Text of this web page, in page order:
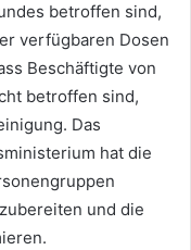
betroffen sind,
verfügbaren Dosen
Beschäftigte von
betroffen sind,
Das
hat die
und die